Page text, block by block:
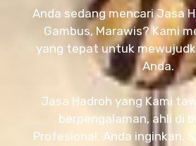
Anda sedang mencari Jasa
Gambus, Marawis? Kami
yang tepat untuk
Anda.
Jasa Hadroh yang Kami
berpengalaman, ahli di
Profesional. Anda inginkan.